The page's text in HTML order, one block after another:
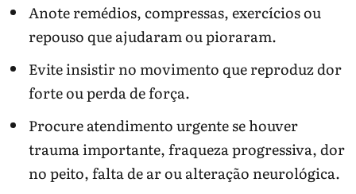
Não use só exame de imagem para definir
melhora; função importa.
anestesia em sela, fraqueza progressiva, febre,
trauma ou dor incapacitante súbita.
Nota de segurança: nervo não “desinflama” por
calendário fixo; sinais neurológicos orientam
prioridade.
Anote remédios, compressas, exercícios ou
repouso que ajudaram ou pioraram.
Evite insistir no movimento que reproduz dor
forte ou perda de força.
Procure atendimento urgente se houver
trauma importante, fraqueza progressiva, dor
no peito, falta de ar ou alteração neurológica.